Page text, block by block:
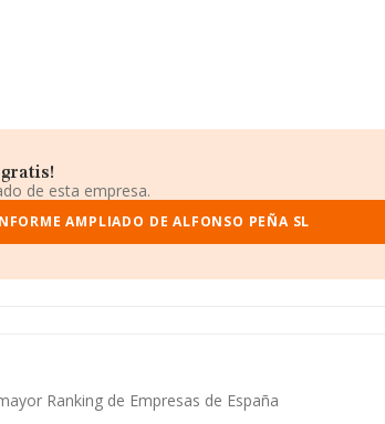
de esta empresa.
AMPLIADO DE ALFONSO PEÑA SL
Ranking de Empresas de España